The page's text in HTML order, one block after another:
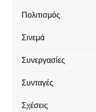
Πολιτισμός
Σινεμά
Συνεργασίες
Συνταγές
Σχέσεις